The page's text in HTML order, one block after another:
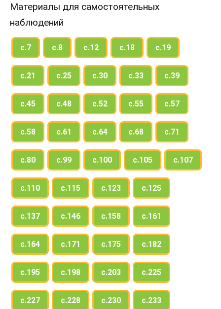
Материалы для самостоятельных
наблюдений
с.7 с.8 с.12 с.18 с.19
с.21 с.25 с.30 с.33 с.39
с.45 с.48 с.52 с.55 с.57
с.58 с.61 с.64 с.68 с.71
с.80 с.99 с.100 с.105 с.107
с.110 с.115 с.123 с.125
с.137 с.146 с.158 с.161
с.164 с.171 с.175 с.182
с.195 с.198 с.203 с.225
с.227 с.228 с.230 с.233